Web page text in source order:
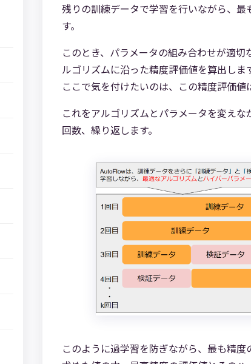
残りの訓練データで学習を行いながら、
す。
このとき、パラメータの組み合わせが適
ルゴリズムに沿った精度評価値を算出しま
ここで気を付けたいのは、この精度評価値
これをアルゴリズムとパラメータを変え
回数、繰り返します。
このように過学習を防ぎながら、最も精度